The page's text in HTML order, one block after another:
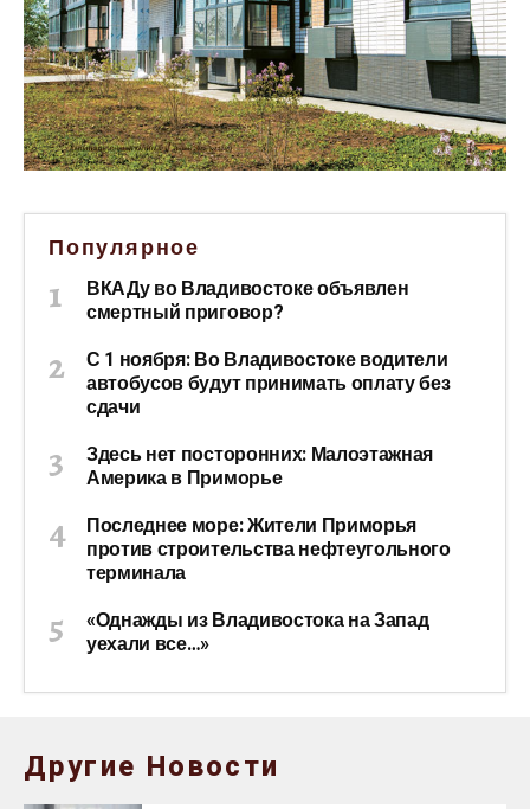
Популярное
ВКАДу во Владивостоке объявлен
смертный приговор?
С 1 ноября: Во Владивостоке водители
автобусов будут принимать оплату без
сдачи
Здесь нет посторонних: Малоэтажная
Америка в Приморье
Последнее море: Жители Приморья
против строительства нефтеугольного
терминала
«Однажды из Владивостока на Запад
уехали все…»
Другие Новости